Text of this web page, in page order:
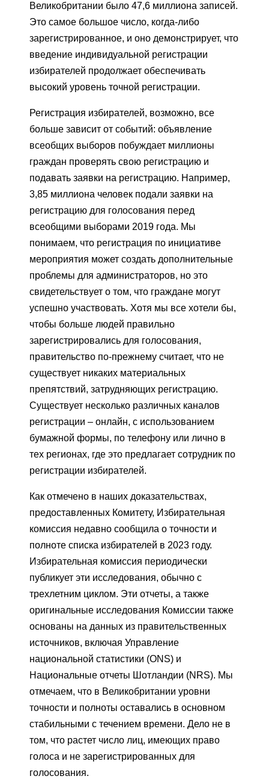
Великобритании было 47,6 миллиона записей.
Это самое большое число, когда-либо
зарегистрированное, и оно демонстрирует, что
введение индивидуальной регистрации
избирателей продолжает обеспечивать
высокий уровень точной регистрации.
Регистрация избирателей, возможно, все
больше зависит от событий: объявление
всеобщих выборов побуждает миллионы
граждан проверять свою регистрацию и
подавать заявки на регистрацию. Например,
3,85 миллиона человек подали заявки на
регистрацию для голосования перед
всеобщими выборами 2019 года. Мы
понимаем, что регистрация по инициативе
мероприятия может создать дополнительные
проблемы для администраторов, но это
свидетельствует о том, что граждане могут
успешно участвовать. Хотя мы все хотели бы,
чтобы больше людей правильно
зарегистрировались для голосования,
правительство по-прежнему считает, что не
существует никаких материальных
препятствий, затрудняющих регистрацию.
Существует несколько различных каналов
регистрации – онлайн, с использованием
бумажной формы, по телефону или лично в
тех регионах, где это предлагает сотрудник по
регистрации избирателей.
Как отмечено в наших доказательствах,
предоставленных Комитету, Избирательная
комиссия недавно сообщила о точности и
полноте списка избирателей в 2023 году.
Избирательная комиссия периодически
публикует эти исследования, обычно с
трехлетним циклом. Эти отчеты, а также
оригинальные исследования Комиссии также
основаны на данных из правительственных
источников, включая Управление
национальной статистики (ONS) и
Национальные отчеты Шотландии (NRS). Мы
отмечаем, что в Великобритании уровни
точности и полноты оставались в основном
стабильными с течением времени. Дело не в
том, что растет число лиц, имеющих право
голоса и не зарегистрированных для
голосования.